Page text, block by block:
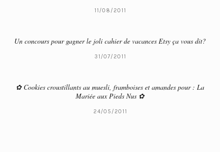
11/08/2011
Un concours pour gagner le joli cahier de vacances Etsy ça vous dit?
31/07/2011
✿ Cookies croustillants au muesli, framboises et amandes pour : La
Mariée aux Pieds Nus ✿
24/05/2011